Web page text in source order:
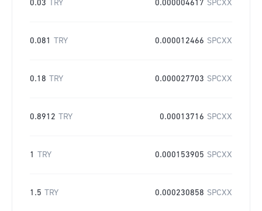
0.03 TRY 0.000004617 SPCXX
0.081 TRY 0.000012466 SPCXX
0.18 TRY 0.000027703 SPCXX
0.8912 TRY 0.00013716 SPCXX
1 TRY 0.000153905 SPCXX
1.5 TRY 0.000230858 SPCXX